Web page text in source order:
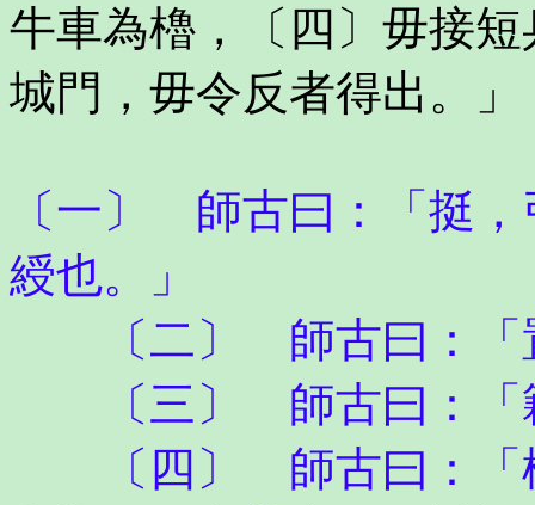
牛車為櫓，〔四〕毋接
城門，毋令反者得出。」
〔一〕 師古曰：「挺
綬也。」
〔二〕 師古曰：「
〔三〕 師古曰：「
〔四〕 師古曰：「櫓